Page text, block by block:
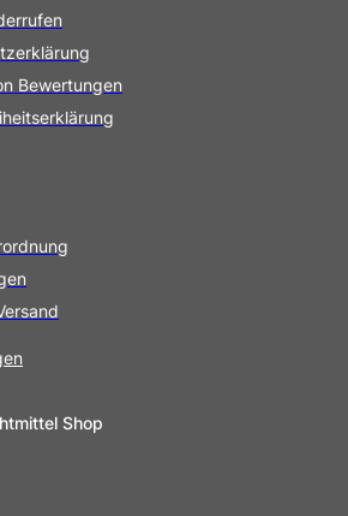
Bewertungen
Shop